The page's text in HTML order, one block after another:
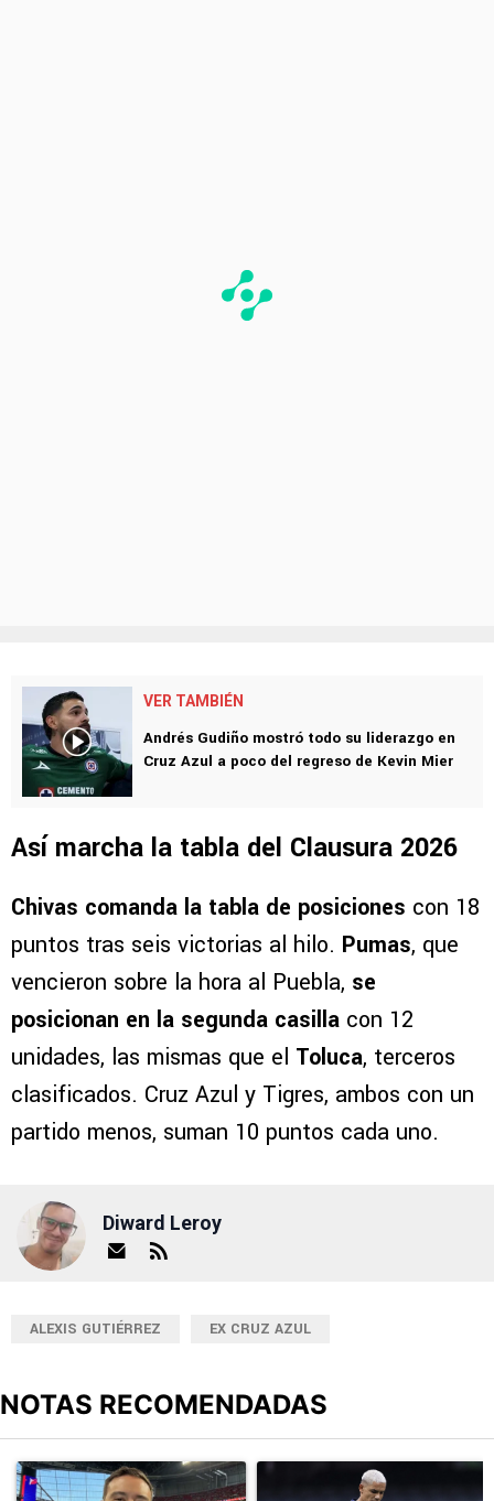
VER TAMBIÉN
Andrés Gudiño mostró todo su liderazgo en
Cruz Azul a poco del regreso de Kevin Mier
Así marcha la tabla del Clausura 2026
Chivas comanda la tabla de posiciones con 18
puntos tras seis victorias al hilo. Pumas, que
vencieron sobre la hora al Puebla, se
posicionan en la segunda casilla con 12
unidades, las mismas que el Toluca, terceros
clasificados. Cruz Azul y Tigres, ambos con un
partido menos, suman 10 puntos cada uno.
Diward Leroy
ALEXIS GUTIÉRREZ EX CRUZ AZUL
NOTAS RECOMENDADAS
Un artículo de tendencia con el título "Adrián Esparza señaló el
Un artículo de tendencia con